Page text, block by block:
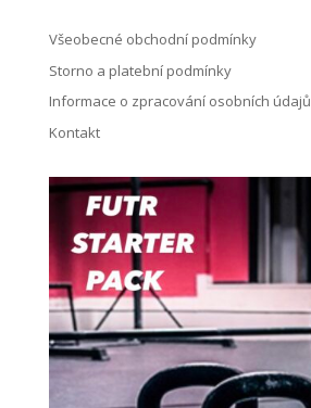
7999Kč.6999Kč.
Všeobecné obchodní podmínky
Storno a platební podmínky
Informace o zpracování osobních údajů
Kontakt